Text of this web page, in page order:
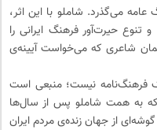
عامه می‌گذرد. شاملو با این اثر،
حیرت‌آور فرهنگ ایرانی را
شاعری که می‌خواست آیینه‌ی
فرهنگ‌نامه نیست؛ منبعی است
به همت شاملو پس از سال‌ها
از جهان زنده‌ی مردم ایران